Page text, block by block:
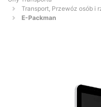
Transport, Przewóz osób i
E-Packman